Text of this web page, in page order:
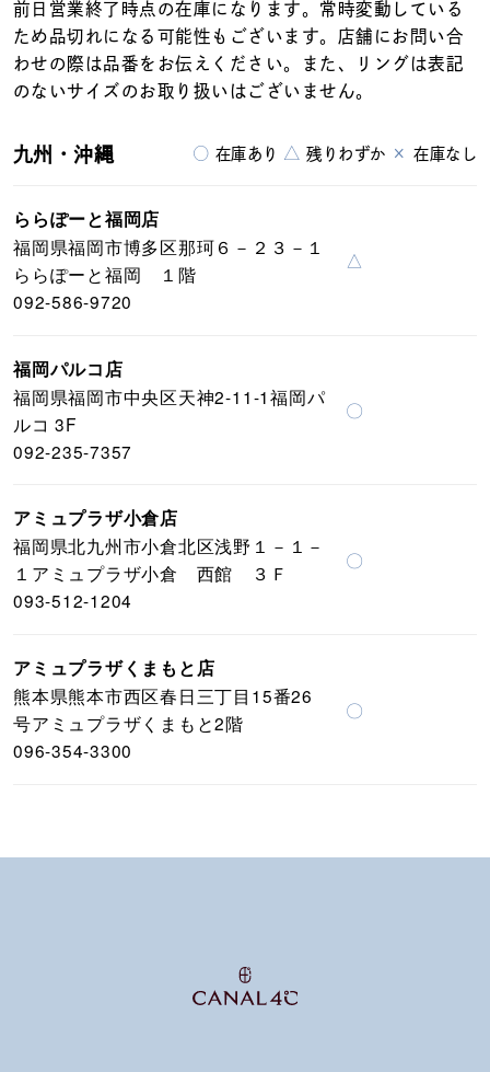
前日営業終了時点の在庫になります。常時変動している
ため品切れになる可能性もございます。店舗にお問い合
わせの際は品番をお伝えください。また、リングは表記
のないサイズのお取り扱いはございません。
○ 在庫あり △ 残りわずか × 在庫なし
九州・沖縄
ららぽーと福岡店
福岡県福岡市博多区那珂６－２３－１
ららぽーと福岡 １階
092-586-9720
△
福岡パルコ店
福岡県福岡市中央区天神2-11-1福岡パ
ルコ 3F
092-235-7357
〇
アミュプラザ小倉店
福岡県北九州市小倉北区浅野１－１－
１アミュプラザ小倉 西館 ３Ｆ
093-512-1204
〇
アミュプラザくまもと店
熊本県熊本市西区春日三丁目15番26
号アミュプラザくまもと2階
096-354-3300
〇